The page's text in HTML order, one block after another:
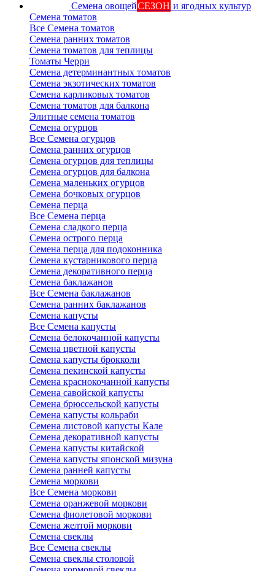
Семена овощейСЕЗОН и ягодных культур
Семена томатов
Все Семена томатов
Семена ранних томатов
Семена томатов для теплицы
Томаты Черри
Семена детерминантных томатов
Семена экзотических томатов
Семена карликовых томатов
Семена томатов для балкона
Элитные семена томатов
Семена огурцов
Все Семена огурцов
Семена ранних огурцов
Семена огурцов для теплицы
Семена огурцов для балкона
Семена маленьких огурцов
Семена бочковых огурцов
Семена перца
Все Семена перца
Семена сладкого перца
Семена острого перца
Семена перца для подоконника
Семена кустарникового перца
Семена декоративного перца
Семена баклажанов
Все Семена баклажанов
Семена ранних баклажанов
Семена капусты
Все Семена капусты
Семена белокочанной капусты
Семена цветной капусты
Семена капусты брокколи
Семена пекинской капусты
Семена краснокочанной капусты
Семена савойской капусты
Семена брюссельской капусты
Семена капусты кольраби
Семена листовой капусты Кале
Семена декоративной капусты
Семена капусты китайской
Семена капусты японской мизуна
Семена ранней капусты
Семена моркови
Все Семена моркови
Семена оранжевой моркови
Семена фиолетовой моркови
Семена желтой моркови
Семена свеклы
Все Семена свеклы
Семена свеклы столовой